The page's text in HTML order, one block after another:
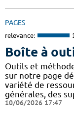
PAGES
relevance:
Boîte à
Outils et
sur notre page
variété de
générales, des
10/06/2026 17:47